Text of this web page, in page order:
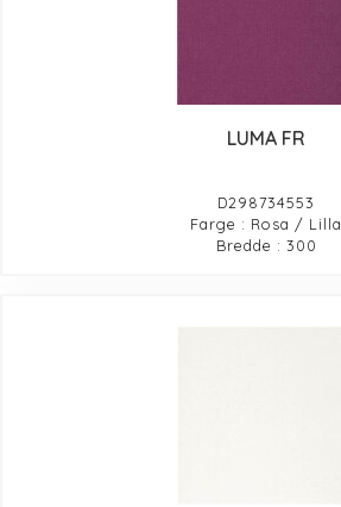
LUMA FR
D298734553
Farge : Rosa / Lilla
Bredde : 300